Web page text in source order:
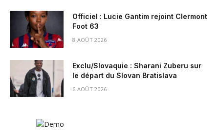
Officiel : Lucie Gantim rejoint Clermont
Foot 63
8 AOÛT 2026
Exclu/Slovaquie : Sharani Zuberu sur
le départ du Slovan Bratislava
6 AOÛT 2026